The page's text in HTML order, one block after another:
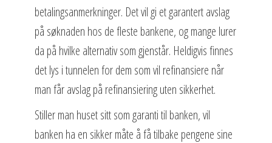
betalingsanmerkninger. Det vil gi et garantert avslag
på søknaden hos de fleste bankene, og mange lurer
da på hvilke alternativ som gjenstår. Heldigvis finnes
det lys i tunnelen for dem som vil refinansiere når
man får avslag på refinansiering uten sikkerhet.
Stiller man huset sitt som garanti til banken, vil
banken ha en sikker måte å få tilbake pengene sine